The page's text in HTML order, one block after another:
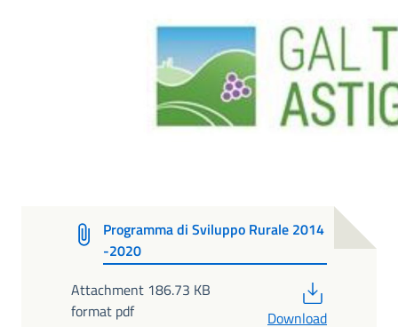
Programma di Sviluppo Rurale 2014
-2020
Attachment 186.73 KB
format pdf
Download